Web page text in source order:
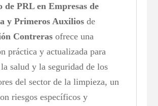
de PRL en Empresas de
y Primeros Auxilios de
Contreras ofrece una
práctica y actualizada para
salud y la seguridad de los
del sector de la limpieza, un
riesgos específicos y